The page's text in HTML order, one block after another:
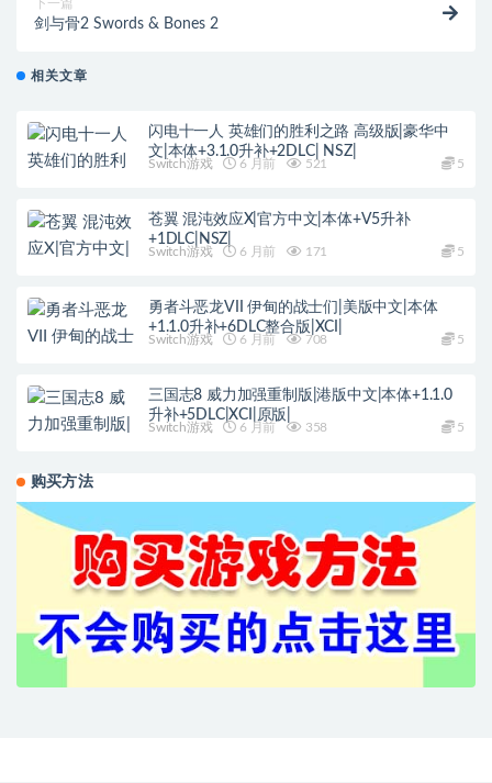
下一篇
剑与骨2 Swords & Bones 2
相关文章
闪电十一人 英雄们的胜利之路 高级版|豪华中
文|本体+3.1.0升补+2DLC| NSZ|
Switch游戏 6 月前 521 5
苍翼 混沌效应X|官方中文|本体+V5升补
+1DLC|NSZ|
Switch游戏 6 月前 171 5
勇者斗恶龙VII 伊甸的战士们|美版中文|本体
+1.1.0升补+6DLC整合版|XCI|
Switch游戏 6 月前 708 5
三国志8 威力加强重制版|港版中文|本体+1.1.0
升补+5DLC|XCI|原版|
Switch游戏 6 月前 358 5
购买方法